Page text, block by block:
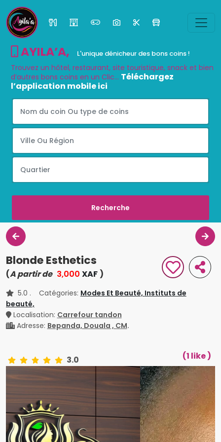
AYILA’A, L'unique dénicheur des bons coins !
Trouvez un hôtel, restaurant, site touristique, snack et bien
d’autres bons coins en un Clic... Téléchargez
l’application mobile ici
Blonde Esthetics
(A partir de 3,000 XAF )
5.0 . Catégories: Modes Et Beauté, Instituts de
beauté,
Localisation: Carrefour tandon
Adresse: Bepanda, Douala , CM.
3.0 (1 like )